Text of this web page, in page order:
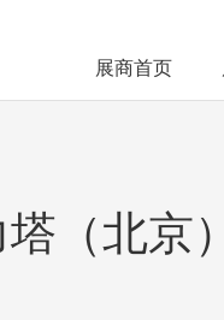
展商首页
（北京